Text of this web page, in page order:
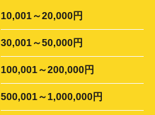
10,001～20,000円
30,001～50,000円
100,001～200,000円
500,001～1,000,000円